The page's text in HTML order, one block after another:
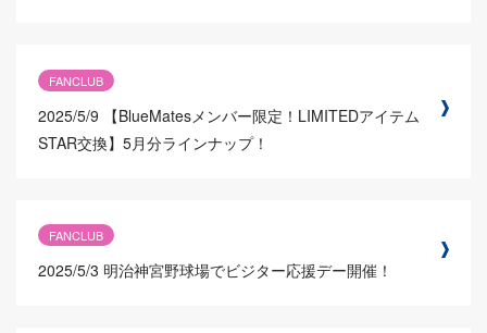
FANCLUB
2025/5/9
【BlueMatesメンバー限定！LIMITEDアイテム
STAR交換】5月分ラインナップ！
FANCLUB
2025/5/3 明治神宮野球場でビジター応援デー開催！